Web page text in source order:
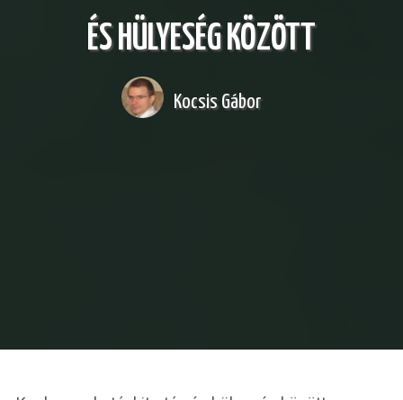
ÉS HÜLYESÉG KÖZÖTT
Kocsis Gábor